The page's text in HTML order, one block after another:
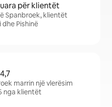
për klientët
Spanbroek, klientët
dhe Pishinë
marrin një vlerësim
nga klientët